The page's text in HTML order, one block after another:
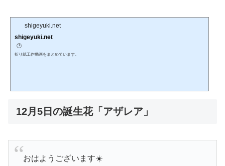
shigeyuki.net
shigeyuki.net
🕒️
折り紙工作動画をまとめています。
12月5日の誕生花「アザレア」
おはようございます☀️